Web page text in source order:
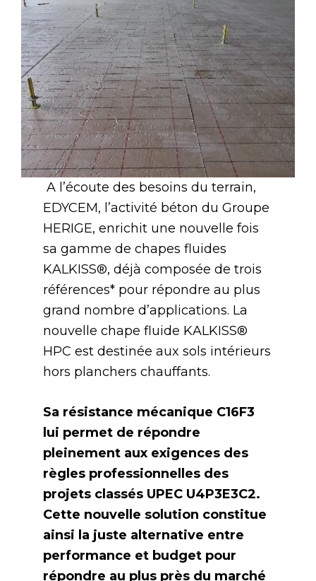
A l’écoute des besoins du terrain,
EDYCEM, l’activité béton du Groupe
HERIGE, enrichit une nouvelle fois
sa gamme de chapes fluides
KALKISS®, déjà composée de trois
références* pour répondre au plus
grand nombre d’applications. La
nouvelle chape fluide KALKISS®
HPC est destinée aux sols intérieurs
hors planchers chauffants.
Sa résistance mécanique C16F3
lui permet de répondre
pleinement aux exigences des
règles professionnelles des
projets classés UPEC U4P3E3C2.
Cette nouvelle solution constitue
ainsi la juste alternative entre
performance et budget pour
répondre au plus près du marché